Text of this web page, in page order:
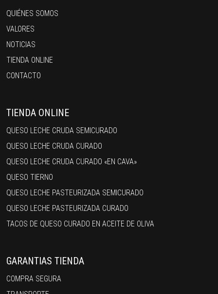
QUIÉNES SOMOS
VALORES
NOTICIAS
TIENDA ONLINE
CONTACTO
TIENDA ONLINE
QUESO LECHE CRUDA SEMICURADO
QUESO LECHE CRUDA CURADO
QUESO LECHE CRUDA CURADO «EN CAVA»
QUESO TIERNO
QUESO LECHE PASTEURIZADA SEMICURADO
QUESO LECHE PASTEURIZADA CURADO
TACOS DE QUESO CURADO EN ACEITE DE OLIVA
GARANTIAS TIENDA
COMPRA SEGURA